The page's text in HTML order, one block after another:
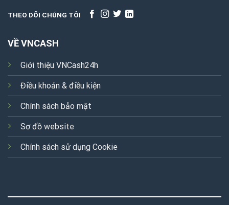
THEO DÕI CHÚNG TÔI
VỀ VNCASH
Giới thiệu VNCash24h
Điều khoản & điều kiện
Chính sách bảo mật
Sơ đồ website
Chính sách sử dụng Cookie